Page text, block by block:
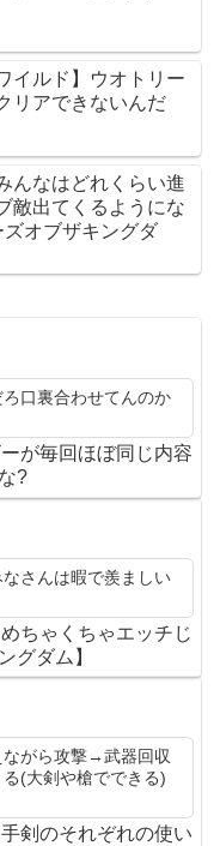
イルド】ウオトリー
リアできないんだ
んなはどれくらい進
敵出てくるようにな
オブザキングダ
口裏合わせてんのか
が毎回ほぼ同じ内容
?
さんは暇で羨ましい
ちゃくちゃエッチじ
グダム】
ながら攻撃→武器回収
(大剣や槍でできる)
剣のそれぞれの使い